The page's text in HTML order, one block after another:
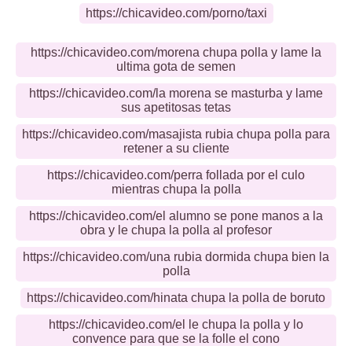
https://chicavideo.com/porno/taxi
https://chicavideo.com/morena chupa polla y lame la
ultima gota de semen
https://chicavideo.com/la morena se masturba y lame
sus apetitosas tetas
https://chicavideo.com/masajista rubia chupa polla para
retener a su cliente
https://chicavideo.com/perra follada por el culo
mientras chupa la polla
https://chicavideo.com/el alumno se pone manos a la
obra y le chupa la polla al profesor
https://chicavideo.com/una rubia dormida chupa bien la
polla
https://chicavideo.com/hinata chupa la polla de boruto
https://chicavideo.com/el le chupa la polla y lo
convence para que se la folle el cono